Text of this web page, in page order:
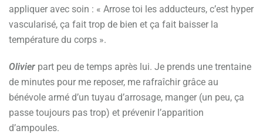
appliquer avec soin : « Arrose toi les adducteurs, c’est hyper
vascularisé, ça fait trop de bien et ça fait baisser la
température du corps ».
Olivier part peu de temps après lui. Je prends une trentaine
de minutes pour me reposer, me rafraîchir grâce au
bénévole armé d’un tuyau d’arrosage, manger (un peu, ça
passe toujours pas trop) et prévenir l’apparition
d’ampoules.